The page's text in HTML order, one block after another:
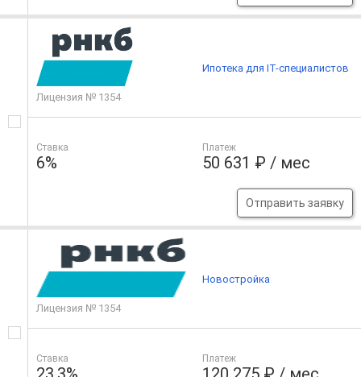
Лицензия № 1354
Ставка
6%
Платеж
50 631 ₽ / мес
Отправить заявку
Ипотека для IT-специалистов
Лицензия № 1354
Ставка Платеж
Новостройка